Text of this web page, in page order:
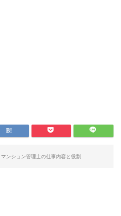
マンション管理士の仕事内容と役割